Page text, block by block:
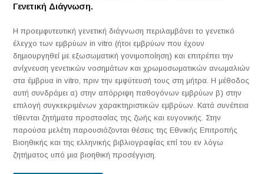
Γενετική Διάγνωση.
Η προεμφυτευτική γενετική διάγνωση περιλαμβάνει το γενετικό
έλεγχο των εμβρύων in vitro (ήτοι εμβρύων που έχουν
δημιουργηθεί με εξωσωματική γονιμοποίηση) και επιτρέπει την
ανίχνευση γενετικών νοσημάτων και χρωμοσωματικών ανωμαλιών
στα έμβρυα in vitro, πριν την εμφύτευσή τους στη μήτρα. Η μέθοδος
αυτή συνδράμει α) στην απόρριψη παθογόνων εμβρύων β) στην
επιλογή συγκεκριμένων χαρακτηριστικών εμβρύων. Κατά συνέπεια
τίθενται ζητήματα προστασίας της ζωής και ευγονικής. Στην
παρούσα μελέτη παρουσιάζονται θέσεις της Εθνικής Επιτροπής
Βιοηθικής και της ελληνικής βιβλιογραφίας επί του εν λόγω
ζητήματος υπό μια βιοηθική προσέγγιση.